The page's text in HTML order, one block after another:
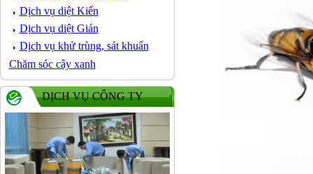
Dịch vụ diệt Kiến
Dịch vụ diệt Gián
Dịch vụ khử trùng, sát khuẩn
Chăm sóc cây xanh
DỊCH VỤ CÔNG TY